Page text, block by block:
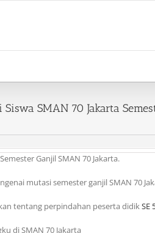
SMAN 70 Jakarta
Ganjil SMAN 70 Jakarta.
mutasi semester ganjil SMAN 70
tentang perpindahan peserta didikSE
di SMAN 70 Jakarta